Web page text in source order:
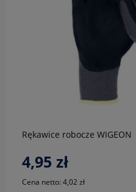
Rękawice robocze WIGEON
4,95 zł
Cena netto: 4,02 zł
do